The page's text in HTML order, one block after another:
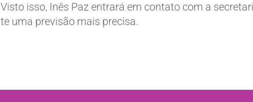
Visto isso, Inês Paz entrará em contato com a
te uma previsão mais precisa.